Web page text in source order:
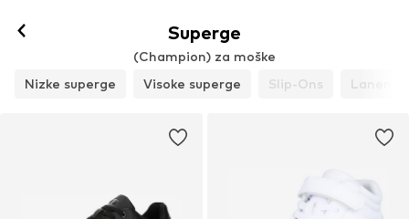
Superge
(Champion) za moške
Nizke superge
Visoke superge Slip-Ons Laneni